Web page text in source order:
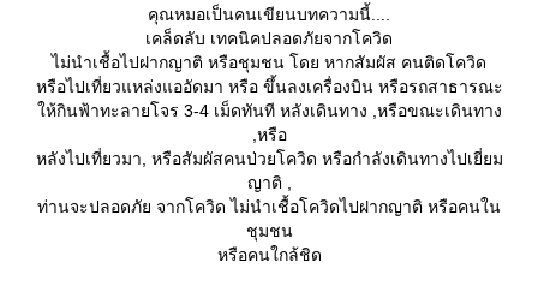
คุณหมอเป็นคนเขียนบทความนี้....
เคล็ดลับ เทคนิคปลอดภัยจากโควิด
ไม่นำเชื้อไปฝากญาติ หรือชุมชน โดย หากสัมผัส คนติดโควิด
หรือไปเที่ยวแหล่งแออัดมา หรือ ขึ้นลงเครื่องบิน หรือรถสาธารณะ
ห้กินฟ้าทะลายโจร 3-4 เม็ดทันที หลังเดินทาง ,หรือขณะเดินทาง
,หรือ
หลังไปเที่ยวมา, หรือสัมผัสคนป่วยโควิด หรือกำลังเดินทางไปเยี่ยม
ญาติ ,
ท่านจะปลอดภัย จากโควิด ไม่นำเชื้อโควิดไปฝากญาติ หรือคนใน
ชุมชน
หรือคนใกล้ชิด